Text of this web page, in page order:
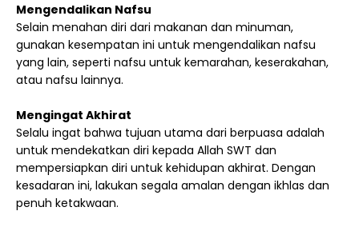
Mengendalikan Nafsu
Selain menahan diri dari makanan dan minuman,
gunakan kesempatan ini untuk mengendalikan nafsu
yang lain, seperti nafsu untuk kemarahan, keserakahan,
atau nafsu lainnya.
Mengingat Akhirat
Selalu ingat bahwa tujuan utama dari berpuasa adalah
untuk mendekatkan diri kepada Allah SWT dan
mempersiapkan diri untuk kehidupan akhirat. Dengan
kesadaran ini, lakukan segala amalan dengan ikhlas dan
penuh ketakwaan.